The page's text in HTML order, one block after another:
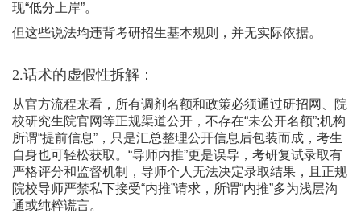
现“低分上岸”。
但这些说法均违背考研招生基本规则，并无实际依据。
2.话术的虚假性拆解：
从官方流程来看，所有调剂名额和政策必须通过研招网、院
校研究生院官网等正规渠道公开，不存在“未公开名额”;机构
所谓“提前信息”，只是汇总整理公开信息后包装而成，考生
自身也可轻松获取。“导师内推”更是误导，考研复试录取有
严格评分和监督机制，导师个人无法决定录取结果，且正规
院校导师严禁私下接受“内推”请求，所谓“内推”多为浅层沟
通或纯粹谎言。